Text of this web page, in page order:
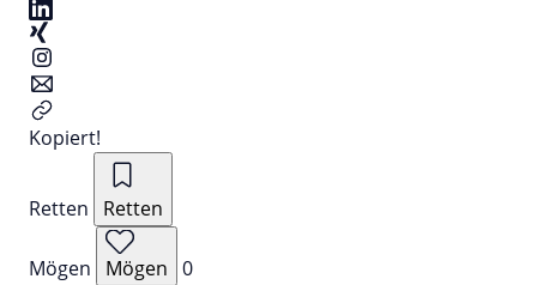
Kopiert!
Retten Retten
Mögen Mögen 0